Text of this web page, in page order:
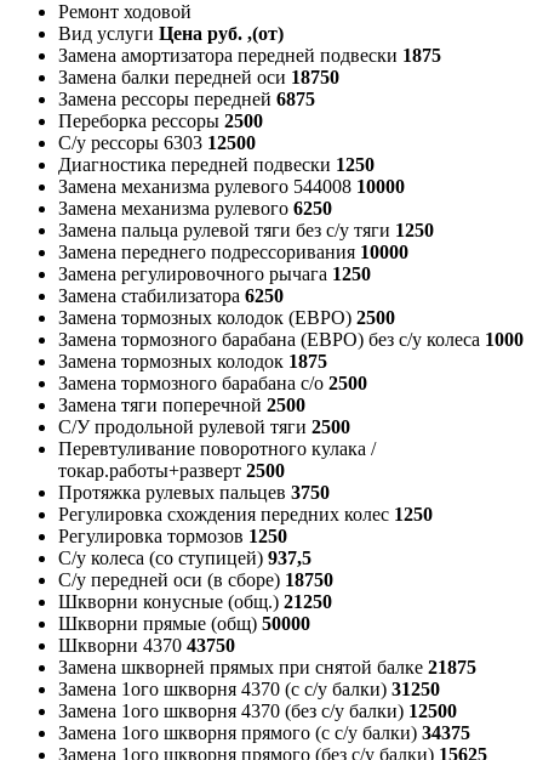
Ремонт ходовой
Вид услуги Цена руб. ,(от)
Замена амортизатора передней подвески 1875
Замена балки передней оси 18750
Замена рессоры передней 6875
Переборка рессоры 2500
С/у рессоры 6303 12500
Диагностика передней подвески 1250
Замена механизма рулевого 544008 10000
Замена механизма рулевого 6250
Замена пальца рулевой тяги без с/у тяги 1250
Замена переднего подрессоривания 10000
Замена регулировочного рычага 1250
Замена стабилизатора 6250
Замена тормозных колодок (ЕВРО) 2500
Замена тормозного барабана (ЕВРО) без с/у колеса 1000
Замена тормозных колодок 1875
Замена тормозного барабана с/о 2500
Замена тяги поперечной 2500
С/У продольной рулевой тяги 2500
Перевтуливание поворотного кулака /
токар.работы+разверт 2500
Протяжка рулевых пальцев 3750
Регулировка схождения передних колес 1250
Регулировка тормозов 1250
С/у колеса (со ступицей) 937,5
С/у передней оси (в сборе) 18750
Шкворни конусные (общ.) 21250
Шкворни прямые (общ) 50000
Шкворни 4370 43750
Замена шкворней прямых при снятой балке 21875
Замена 1ого шкворня 4370 (с с/у балки) 31250
Замена 1ого шкворня 4370 (без с/у балки) 12500
Замена 1ого шкворня прямого (с с/у балки) 34375
Замена 1ого шкворня прямого (без с/у балки) 15625